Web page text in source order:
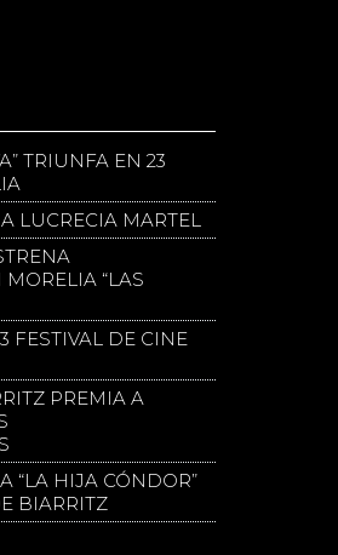
TRIUNFA EN 23
LUCRECIA MARTEL
“LAS
FESTIVAL DE CINE
PREMIA A
“LA HIJA CÓNDOR”
BIARRITZ